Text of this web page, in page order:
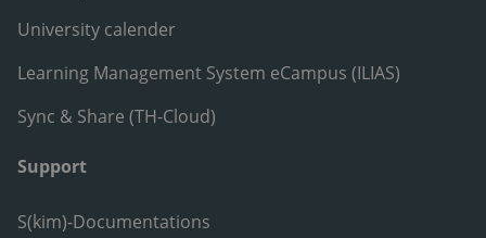
University calender
Learning Management System eCampus (ILIAS)
Sync & Share (TH-Cloud)
Support
S(kim)-Documentations